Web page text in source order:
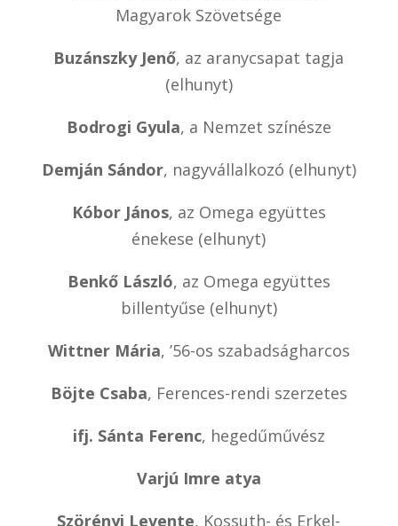
Magyarok Szövetsége
Buzánszky Jenő, az aranycsapat tagja
(elhunyt)
Bodrogi Gyula, a Nemzet színésze
Demján Sándor, nagyvállalkozó (elhunyt)
Kóbor János, az Omega együttes
énekese (elhunyt)
Benkő László, az Omega együttes
billentyűse (elhunyt)
Wittner Mária, ’56-os szabadságharcos
Böjte Csaba, Ferences-rendi szerzetes
ifj. Sánta Ferenc, hegedűművész
Varjú Imre atya
Szörényi Levente, Kossuth- és Erkel-